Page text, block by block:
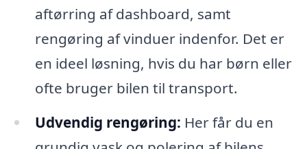
aftørring af dashboard, samt
rengøring af vinduer indenfor. Det er
en ideel løsning, hvis du har børn eller
ofte bruger bilen til transport.
Udvendig rengøring: Her får du en